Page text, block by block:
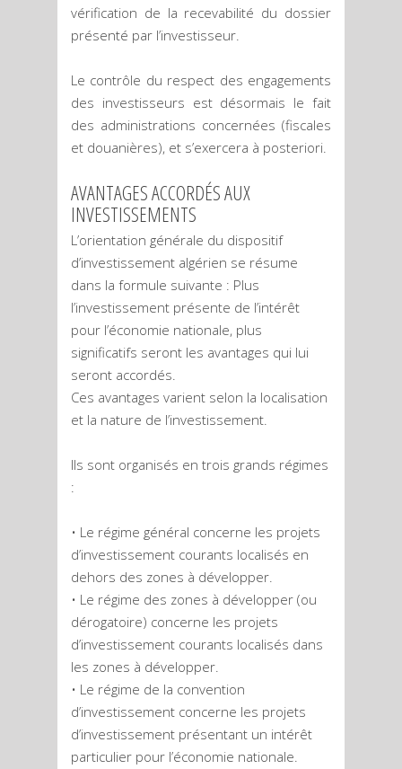
vérification de la recevabilité du dossier
présenté par l’investisseur.
Le contrôle du respect des engagements
des investisseurs est désormais le fait
des administrations concernées (fiscales
et douanières), et s’exercera à posteriori.
AVANTAGES ACCORDÉS AUX
INVESTISSEMENTS
L’orientation générale du dispositif
d’investissement algérien se résume
dans la formule suivante : Plus
l’investissement présente de l’intérêt
pour l’économie nationale, plus
significatifs seront les avantages qui lui
seront accordés.
Ces avantages varient selon la localisation
et la nature de l’investissement.
Ils sont organisés en trois grands régimes
:
• Le régime général concerne les projets
d’investissement courants localisés en
dehors des zones à développer.
• Le régime des zones à développer (ou
dérogatoire) concerne les projets
d’investissement courants localisés dans
les zones à développer.
• Le régime de la convention
d’investissement concerne les projets
d’investissement présentant un intérêt
particulier pour l’économie nationale.